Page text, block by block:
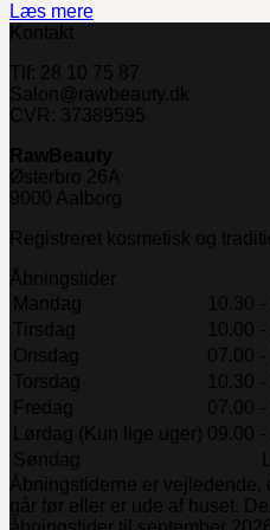
Læs mere
Kontakt
Tlf: 28 10 75 87
Salon@rawbeauty.dk
CVR: 37389595
RawBeauty
Østerbro 26A
9000 Aalborg
Registreret kosmetisk og
Åbningstider
Mandag
10.30
Tirsdag
10.00
Onsdag
07.00 -
Torsdag
10.30
Fredag
07.00 -
Lørdag (Kun lige uger) 09.00 -
Søndag
Åbningstiderne er vejledende,
går før eller er ude af huset.